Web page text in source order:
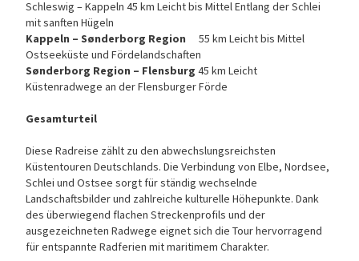
Schleswig – Kappeln 45 km Leicht bis Mittel Entlang der Schlei
mit sanften Hügeln
Kappeln – Sønderborg Region
55 km Leicht bis Mittel
Ostseeküste und Fördelandschaften
Sønderborg Region – Flensburg 45 km Leicht
Küstenradwege an der Flensburger Förde
Gesamturteil
Diese Radreise zählt zu den abwechslungsreichsten
Küstentouren Deutschlands. Die Verbindung von Elbe, Nordsee,
Schlei und Ostsee sorgt für ständig wechselnde
Landschaftsbilder und zahlreiche kulturelle Höhepunkte. Dank
des überwiegend flachen Streckenprofils und der
ausgezeichneten Radwege eignet sich die Tour hervorragend
für entspannte Radferien mit maritimem Charakter.